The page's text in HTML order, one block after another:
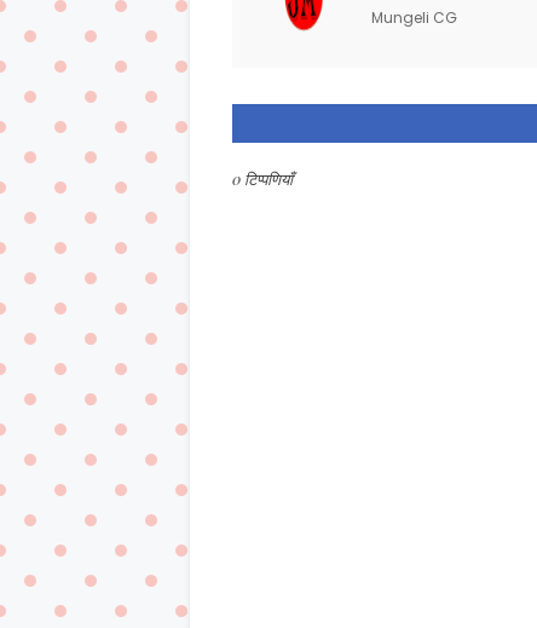
Mungeli CG
0 टिप्पणियाँ